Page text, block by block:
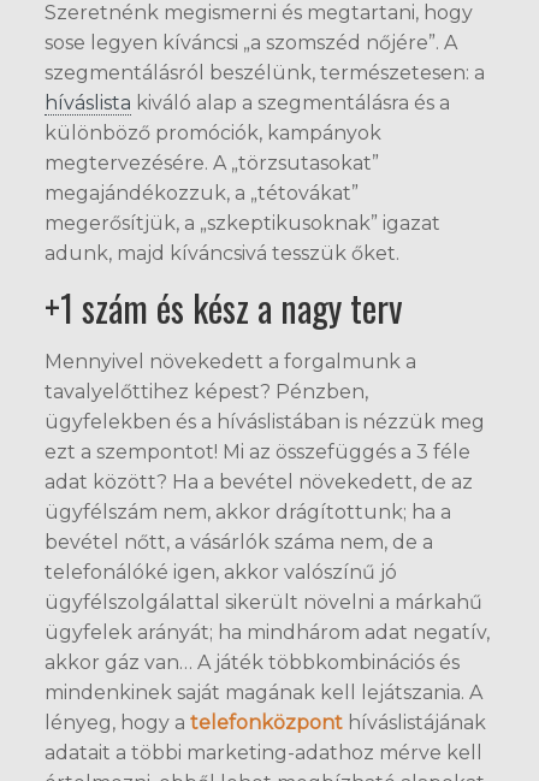
Szeretnénk megismerni és megtartani, hogy
sose legyen kíváncsi „a szomszéd nőjére”. A
szegmentálásról beszélünk, természetesen: a
híváslista kiváló alap a szegmentálásra és a
különböző promóciók, kampányok
megtervezésére. A „törzsutasokat”
megajándékozzuk, a „tétovákat”
megerősítjük, a „szkeptikusoknak” igazat
adunk, majd kíváncsivá tesszük őket.
+1 szám és kész a nagy terv
Mennyivel növekedett a forgalmunk a
tavalyelőttihez képest? Pénzben,
ügyfelekben és a híváslistában is nézzük meg
ezt a szempontot! Mi az összefüggés a 3 féle
adat között? Ha a bevétel növekedett, de az
ügyfélszám nem, akkor drágítottunk; ha a
bevétel nőtt, a vásárlók száma nem, de a
telefonálóké igen, akkor valószínű jó
ügyfélszolgálattal sikerült növelni a márkahű
ügyfelek arányát; ha mindhárom adat negatív,
akkor gáz van… A játék többkombinációs és
mindenkinek saját magának kell lejátszania. A
lényeg, hogy a telefonközponthíváslistájának
adatait a többi marketing-adathoz mérve kell